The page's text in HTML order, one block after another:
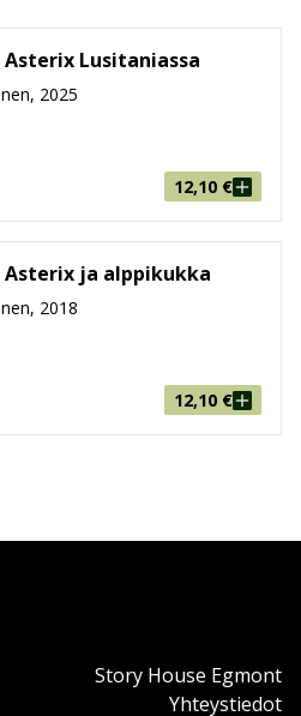
Asterix Lusitaniassa
2025
12,10 €
Asterix ja alppikukka
2018
12,10 €
Story House Egmont
Yhteystiedot